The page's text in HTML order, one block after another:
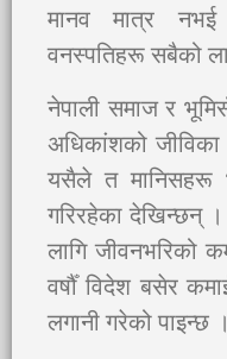
मानव मात्र नभई
वनस्पतिहरू सबैको
नेपाली समाज र
अधिकांशको
यसैले त मानिसहरू
गरिरहेका
लागि जीवनभरिको
वर्षौँ विदेश बसेर
लगानी गरेको पाइन्छ ।